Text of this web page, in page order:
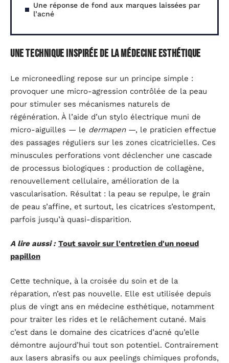
Une réponse de fond aux marques laissées par
l’acné
Une technique inspirée de la médecine esthétique
Le microneedling repose sur un principe simple :
provoquer une micro-agression contrôlée de la peau
pour stimuler ses mécanismes naturels de
régénération. À l’aide d’un stylo électrique muni de
micro-aiguilles — le dermapen—, le praticien effectue
des passages réguliers sur les zones cicatricielles. Ces
minuscules perforations vont déclencher une cascade
de processus biologiques : production de collagène,
renouvellement cellulaire, amélioration de la
vascularisation. Résultat : la peau se repulpe, le grain
de peau s’affine, et surtout, les cicatrices s’estompent,
parfois jusqu’à quasi-disparition.
A lire aussi : Tout savoir sur l'entretien d'un noeud
papillon
Cette technique, à la croisée du soin et de la
réparation, n’est pas nouvelle. Elle est utilisée depuis
plus de vingt ans en médecine esthétique, notamment
pour traiter les rides et le relâchement cutané. Mais
c’est dans le domaine des cicatrices d’acné qu’elle
démontre aujourd’hui tout son potentiel. Contrairement
aux lasers abrasifs ou aux peelings chimiques profonds,